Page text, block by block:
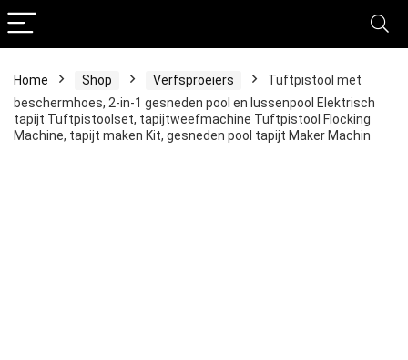
Home Shop Verfsproeiers
Tuftpistool met
beschermhoes, 2-in-1 gesneden pool en lussenpool Elektrisch
tapijt Tuftpistoolset, tapijtweefmachine Tuftpistool Flocking
Machine, tapijt maken Kit, gesneden pool tapijt Maker Machin